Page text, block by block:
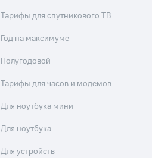
Тарифы для спутникового ТВ
Год на максимуме
Полугодовой
Тарифы для часов и модемов
Для ноутбука мини
Для ноутбука
Для устройств